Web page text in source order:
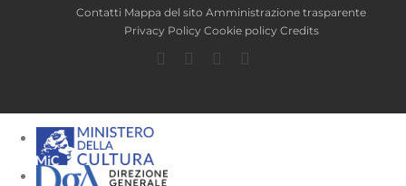
Contatti Mappa del sito Amministrazione trasparente
Privacy Policy Cookie policy Credits
Facebook
TwitterYouTube